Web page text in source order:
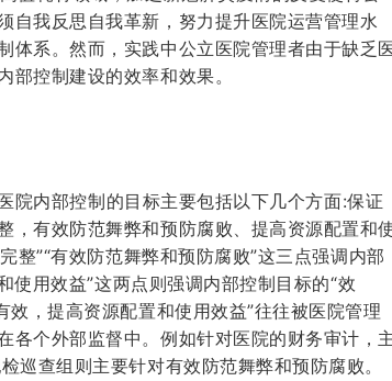
自我反思自我革新，努力提升医院运营管理水
体系。然而，实践中公立医院管理者由于缺乏
控制建设的效率和效果。
内部控制的目标主要包括以下几个方面:保证
，有效防范舞弊和预防腐败、提高资源配置和
整”“有效防范舞弊和预防腐败”这三点强调内部
使用效益”这两点则强调内部控制目标的“效
，提高资源配置和使用效益”往往被医院管理
各个外部监督中。例如针对医院的财务审计，
巡查组则主要针对有效防范舞弊和预防腐败。